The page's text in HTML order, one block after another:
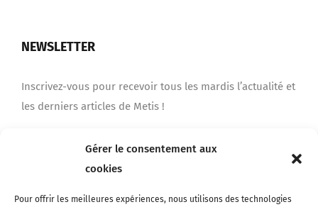
Gérer le consentement aux
cookies
Pour offrir les meilleures expériences, nous utilisons des technologies
NEWSLETTER
Inscrivez-vous pour recevoir tous les mardis l’actualité et
les derniers articles de Metis !